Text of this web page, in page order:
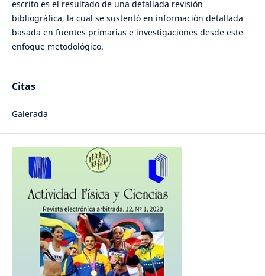
escrito es el resultado de una detallada revisión
bibliográfica, la cual se sustentó en información detallada
basada en fuentes primarias e investigaciones desde este
enfoque metodológico.
Citas
Galerada